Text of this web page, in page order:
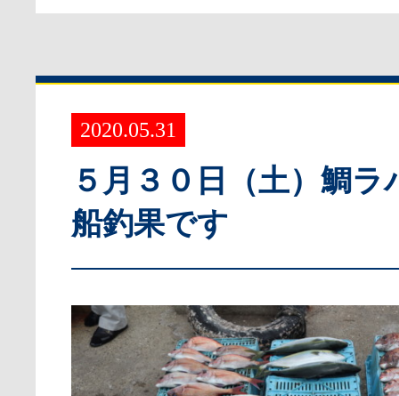
2020.05.31
５月３０日（土）鯛ラ
船釣果です